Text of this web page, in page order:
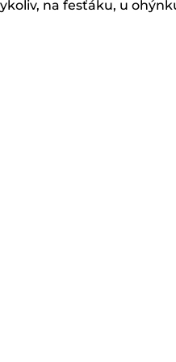
na fesťáku, u